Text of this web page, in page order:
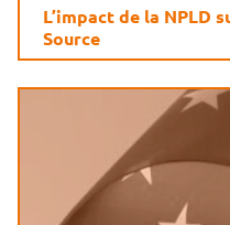
L’impact de la NPLD
Source